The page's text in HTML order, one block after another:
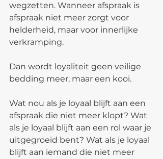
wegzetten. Wanneer afspraak is
afspraak niet meer zorgt voor
helderheid, maar voor innerlijke
verkramping.
Dan wordt loyaliteit geen veilige
bedding meer, maar een kooi.
Wat nou als je loyaal blijft aan een
afspraak die niet meer klopt? Wat
als je loyaal blijft aan een rol waar je
uitgegroeid bent? Wat als je loyaal
blijft aan iemand die niet meer